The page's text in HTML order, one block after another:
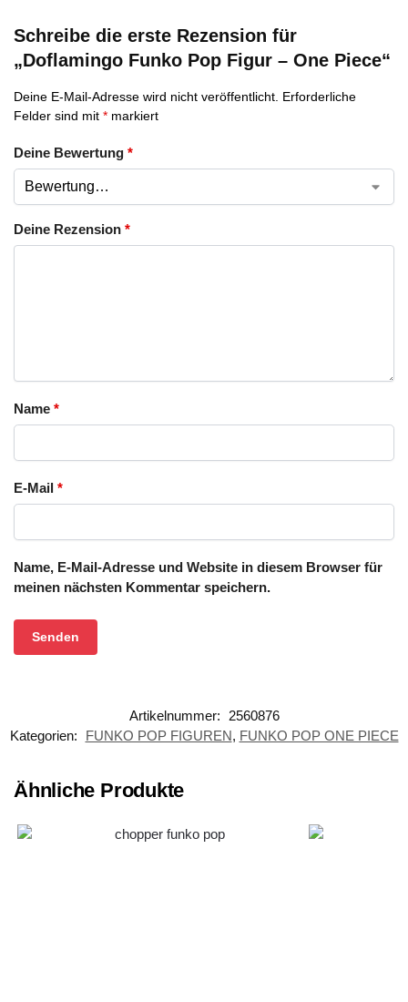
Schreibe die erste Rezension für
„Doflamingo Funko Pop Figur – One Piece“
Deine E-Mail-Adresse wird nicht veröffentlicht. Erforderliche
Felder sind mit * markiert
Deine Bewertung *
Deine Rezension *
Name *
E-Mail *
Name, E-Mail-Adresse und Website in diesem Browser für
meinen nächsten Kommentar speichern.
Artikelnummer:
2560876
Kategorien:
FUNKO POP FIGUREN, FUNKO POP ONE PIECE
Ähnliche Produkte